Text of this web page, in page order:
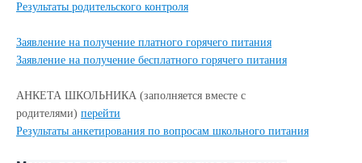
Результаты родительского контроля
Заявление на получение платного горячего питания
Заявление на получение бесплатного горячего питания
АНКЕТА ШКОЛЬНИКА (заполняется вместе с
родителями) перейти
Результаты анкетирования по вопросам школьного питания